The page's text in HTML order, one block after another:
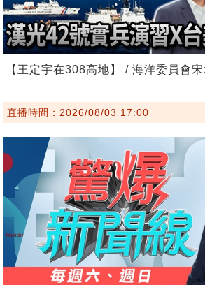
【王定宇在308高地】 / 海洋委員會
直播時間：2026/08/03 17:00